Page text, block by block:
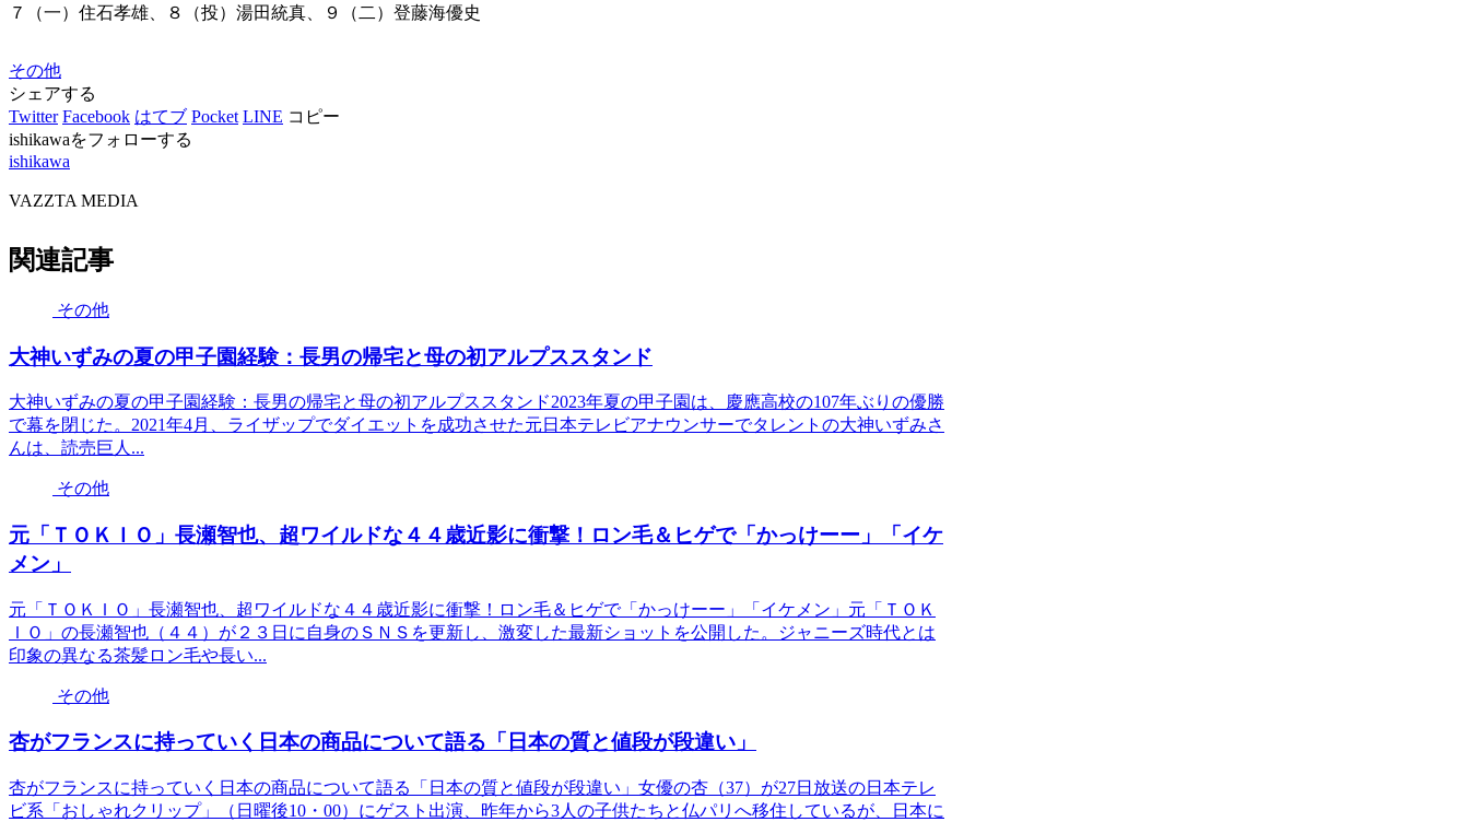
７（一）住石孝雄、８（投）湯田統真、９（二）登藤海優史
その他
シェアする
Twitter Facebook はてブ Pocket LINE コピー
ishikawaをフォローする
ishikawa
VAZZTA MEDIA
関連記事
その他
大神いずみの夏の甲子園経験：長男の帰宅と母の初アルプススタンド
大神いずみの夏の甲子園経験：長男の帰宅と母の初アルプススタンド2023年夏の甲子園は、慶應高校の107年ぶりの優勝
で幕を閉じた。2021年4月、ライザップでダイエットを成功させた元日本テレビアナウンサーでタレントの大神いずみさ
んは、読売巨人...
その他
元「ＴＯＫＩＯ」長瀬智也、超ワイルドな４４歳近影に衝撃！ロン毛＆ヒゲで「かっけーー」「イケ
メン」
元「ＴＯＫＩＯ」長瀬智也、超ワイルドな４４歳近影に衝撃！ロン毛＆ヒゲで「かっけーー」「イケメン」元「ＴＯＫ
ＩＯ」の長瀬智也（４４）が２３日に自身のＳＮＳを更新し、激変した最新ショットを公開した。ジャニーズ時代とは
印象の異なる茶髪ロン毛や長い...
その他
杏がフランスに持っていく日本の商品について語る「日本の質と値段が段違い」
杏がフランスに持っていく日本の商品について語る「日本の質と値段が段違い」女優の杏（37）が27日放送の日本テレ
ビ系「おしゃれクリップ」（日曜後10・00）にゲスト出演、昨年から3人の子供たちと仏パリへ移住しているが、日本に